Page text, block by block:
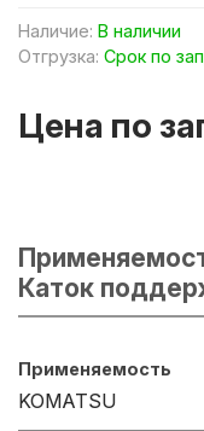
Наличие: В наличии
Отгрузка: Срок по
Цена по
Каток
Применяемость
KOMATSU